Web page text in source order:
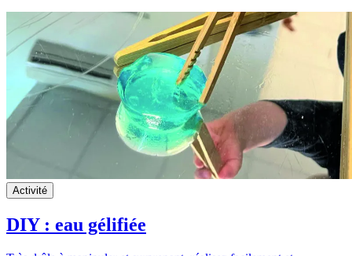
Activité
DIY : eau gélifiée